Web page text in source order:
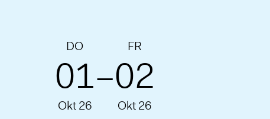
DO
01
Okt 26
–
FR
02
Okt 26